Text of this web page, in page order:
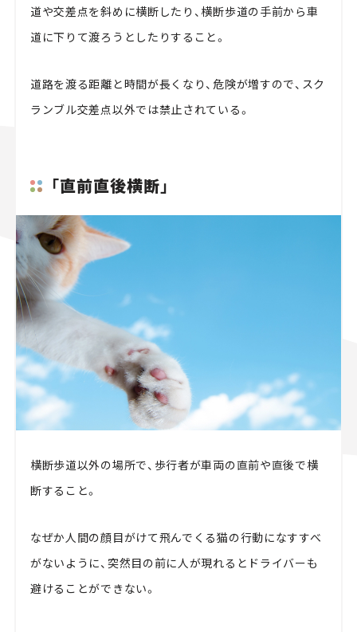
道や交差点を斜めに横断したり、横断歩道の手前から車
道に下りて渡ろうとしたりすること。
道路を渡る距離と時間が長くなり、危険が増すので、スク
ランブル交差点以外では禁止されている。
「直前直後横断」
横断歩道以外の場所で、歩行者が車両の直前や直後で横
断すること。
なぜか人間の顔目がけて飛んでくる猫の行動になすすべ
がないように、突然目の前に人が現れるとドライバーも
避けることができない。